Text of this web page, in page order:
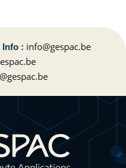
Info : info@gespac.be